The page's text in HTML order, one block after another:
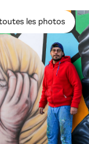
les photos